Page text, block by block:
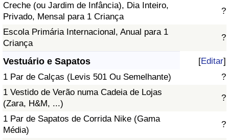
Creche (ou Jardim de Infância), Dia Inteiro,
Privado, Mensal para 1 Criança
?
Escola Primária Internacional, Anual para 1
Criança
?
Vestuário e Sapatos [Editar]
1 Par de Calças (Levis 501 Ou Semelhante)
?
1 Vestido de Verão numa Cadeia de Lojas
(Zara, H&M, ...)
?
1 Par de Sapatos de Corrida Nike (Gama
Média)
?